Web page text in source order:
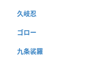
久岐忍
ゴロー
九条裟羅